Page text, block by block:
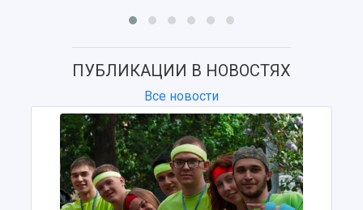
ПУБЛИКАЦИИ В НОВОСТЯХ
Все новости